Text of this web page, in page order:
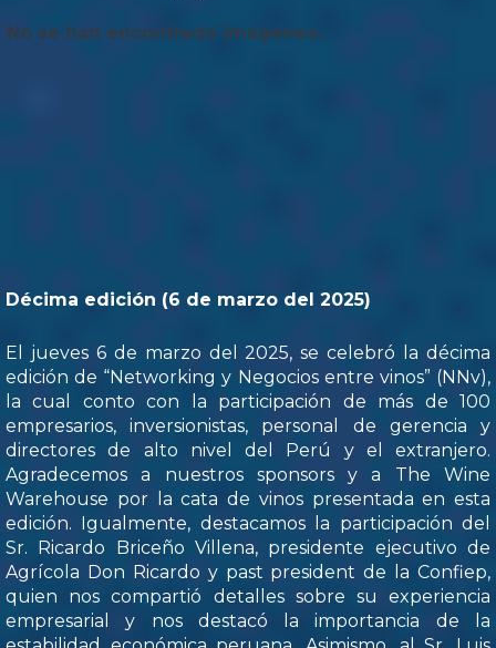
No se han encontrado imágenes.
Décima edición (6 de marzo del 2025)
El jueves 6 de marzo del 2025, se celebró la décima
edición de “Networking y Negocios entre vinos” (NNv),
la cual conto con la participación de más de 100
empresarios, inversionistas, personal de gerencia y
directores de alto nivel del Perú y el extranjero.
Agradecemos a nuestros sponsors y a The Wine
Warehouse por la cata de vinos presentada en esta
edición. Igualmente, destacamos la participación del
Sr. Ricardo Briceño Villena, presidente ejecutivo de
Agrícola Don Ricardo y past president de la Confiep,
quien nos compartió detalles sobre su experiencia
empresarial y nos destacó la importancia de la